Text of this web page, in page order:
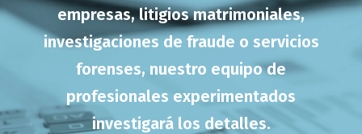
empresas, litigios matrimoniales,
investigaciones de fraude o servicios
forenses, nuestro equipo de
profesionales experimentados
investigará los detalles.